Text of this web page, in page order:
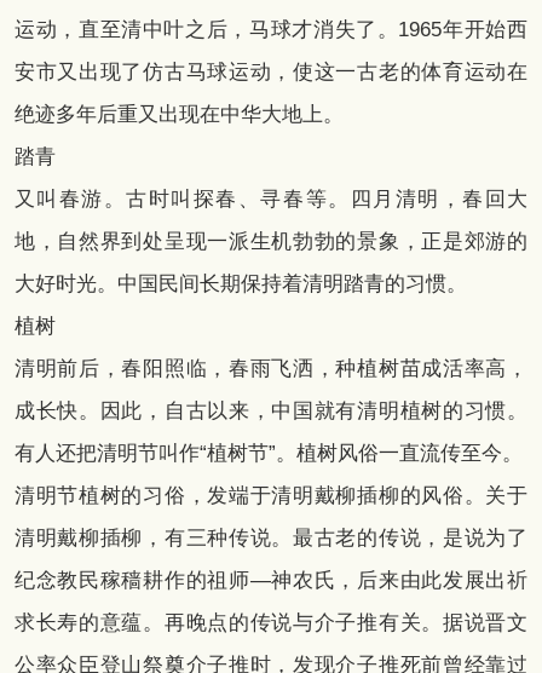
运动，直至清中叶之后，马球才消失了。1965年开始西
安市又出现了仿古马球运动，使这一古老的体育运动在
绝迹多年后重又出现在中华大地上。
踏青
又叫春游。古时叫探春、寻春等。四月清明，春回大
地，自然界到处呈现一派生机勃勃的景象，正是郊游的
大好时光。中国民间长期保持着清明踏青的习惯。
植树
清明前后，春阳照临，春雨飞洒，种植树苗成活率高，
成长快。因此，自古以来，中国就有清明植树的习惯。
有人还把清明节叫作“植树节”。植树风俗一直流传至今。
清明节植树的习俗，发端于清明戴柳插柳的风俗。关于
清明戴柳插柳，有三种传说。最古老的传说，是说为了
纪念教民稼穑耕作的祖师—神农氏，后来由此发展出祈
求长寿的意蕴。再晚点的传说与介子推有关。据说晋文
公率众臣登山祭奠介子推时，发现介子推死前曾经靠过